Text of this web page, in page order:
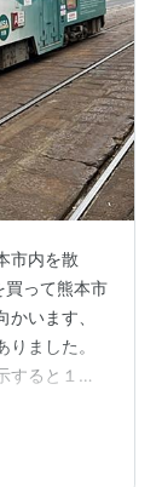
市内を散
って熊本市
います、
ました。
すると１０
ンや熊を
ったです